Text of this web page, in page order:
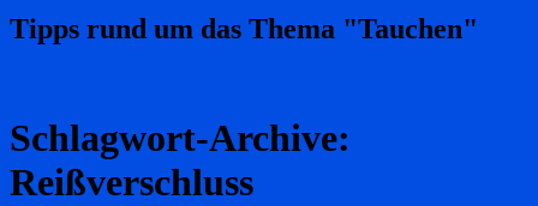
Tipps rund um das Thema "Tauchen"
Schlagwort-Archive:
Reißverschluss